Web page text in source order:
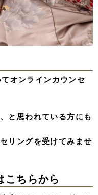
オンラインカウンセ
と思われている方にも
リングを受けてみませ
こちらから